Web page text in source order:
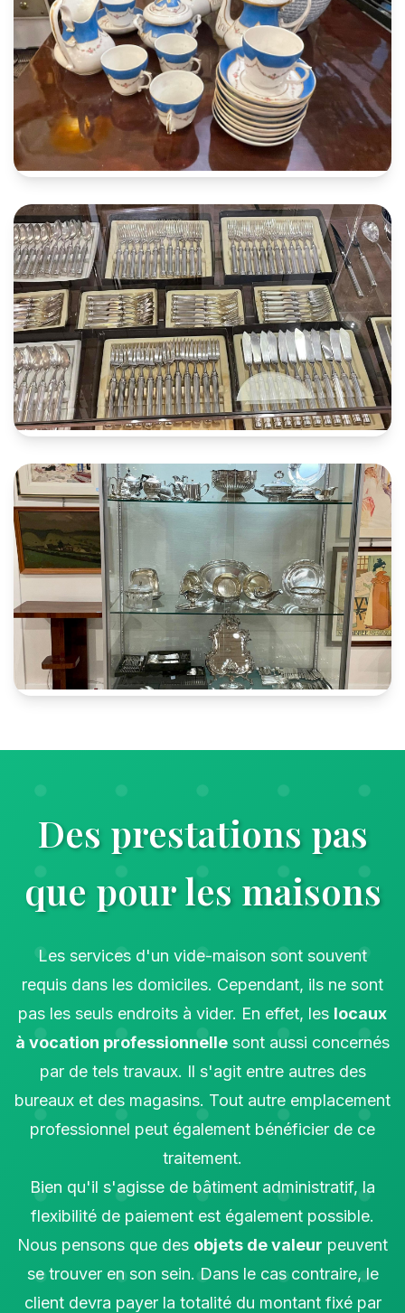
Des prestations pas
que pour les maisons
Les services d'un vide-maison sont souvent
requis dans les domiciles. Cependant, ils ne sont
pas les seuls endroits à vider. En effet, les locaux
à vocation professionnelle sont aussi concernés
par de tels travaux. Il s'agit entre autres des
bureaux et des magasins. Tout autre emplacement
professionnel peut également bénéficier de ce
traitement.
Bien qu'il s'agisse de bâtiment administratif, la
flexibilité de paiement est également possible.
Nous pensons que des objets de valeur peuvent
se trouver en son sein. Dans le cas contraire, le
client devra payer la totalité du montant fixé par